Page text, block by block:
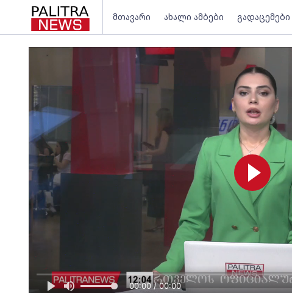
მთავარი ახალი ამბები გადაცემები
00:00 / 00:00